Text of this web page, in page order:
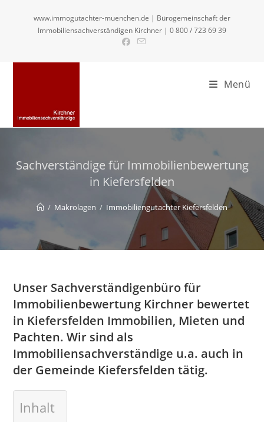
www.immogutachter-muenchen.de | Bürogemeinschaft der
Immobiliensachverständigen Kirchner | 0 800 / 723 69 39
Menü
Sachverständige für Immobilienbewertung
in Kiefersfelden
/ Makrolagen / Immobiliengutachter Kiefersfelden
Unser Sachverständigenbüro für
Immobilienbewertung Kirchner bewertet
in Kiefersfelden Immobilien, Mieten und
Pachten. Wir sind als
Immobiliensachverständige u.a. auch in
der Gemeinde Kiefersfelden tätig.
Inhalt